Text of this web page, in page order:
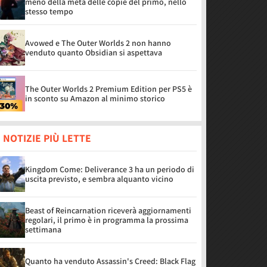
stesso tempo
Avowed e The Outer Worlds 2 non hanno
venduto quanto Obsidian si aspettava
The Outer Worlds 2 Premium Edition per PS5 è
in sconto su Amazon al minimo storico
NOTIZIE PIÙ LETTE
Kingdom Come: Deliverance 3 ha un periodo di
uscita previsto, e sembra alquanto vicino
Beast of Reincarnation riceverà aggiornamenti
regolari, il primo è in programma la prossima
settimana
Quanto ha venduto Assassin's Creed: Black Flag